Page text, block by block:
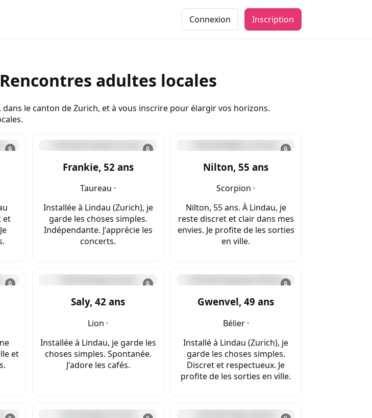
Connexion Inscription
adultes locales
le canton de Zurich, et à vous inscrire pour élargir vos horizons.
🔒
et
🔒
Frankie, 52 ans
Taureau ·
Installée à Lindau (Zurich), je
garde les choses simples.
Indépendante. J'apprécie les
concerts.
🔒
Nilton, 55 ans
Scorpion ·
Nilton, 55 ans. À Lindau, je
reste discret et clair dans mes
envies. Je profite de les sorties
en ville.
🔒
et
🔒
Saly, 42 ans
Lion ·
Installée à Lindau, je garde les
choses simples. Spontanée.
J'adore les cafés.
🔒
Gwenvel, 49 ans
Bélier ·
Installé à Lindau (Zurich), je
garde les choses simples.
Discret et respectueux. Je
profite de les sorties en ville.